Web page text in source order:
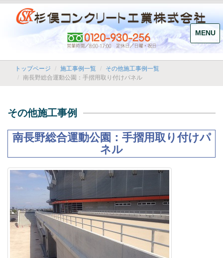
トップページ 施工事例一覧
その他施工事例一覧
南長野総合運動公園：手摺用取り付けパネル
その他施工事例
南長野総合運動公園：手摺用取り付けパ
ネル
MENU